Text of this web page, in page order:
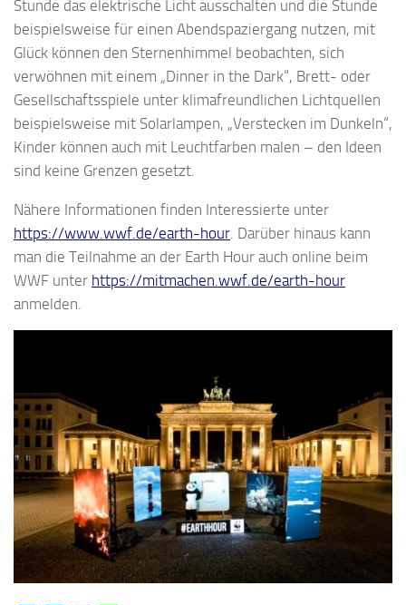
Stunde das elektrische Licht ausschalten und die Stunde
beispielsweise für einen Abendspaziergang nutzen, mit
Glück können den Sternenhimmel beobachten, sich
verwöhnen mit einem „Dinner in the Dark“, Brett- oder
Gesellschaftsspiele unter klimafreundlichen Lichtquellen
beispielsweise mit Solarlampen, „Verstecken im Dunkeln“,
Kinder können auch mit Leuchtfarben malen – den Ideen
sind keine Grenzen gesetzt.
Nähere Informationen finden Interessierte unter
https://www.wwf.de/earth-hour . Darüber hinaus kann
man die Teilnahme an der Earth Hour auch online beim
WWF unter https://mitmachen.wwf.de/earth-hour
anmelden.